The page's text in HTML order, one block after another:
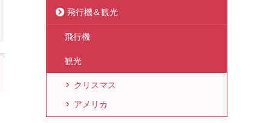
飛行機＆観光
飛行機
観光
クリスマス
アメリカ